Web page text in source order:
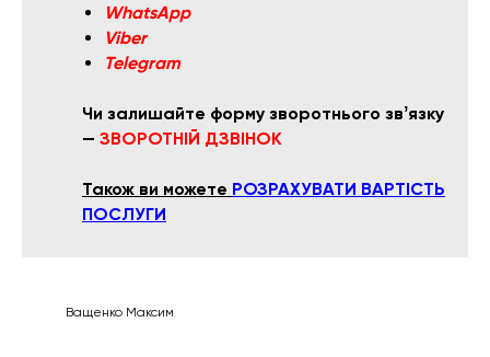
WhatsApp
Viber
Telegram
Чи залишайте форму зворотнього звʼязку
— ЗВОРОТНІЙ ДЗВІНОК
Також ви можете РОЗРАХУВАТИ ВАРТІСТЬ
ПОСЛУГИ
Ващенко Максим